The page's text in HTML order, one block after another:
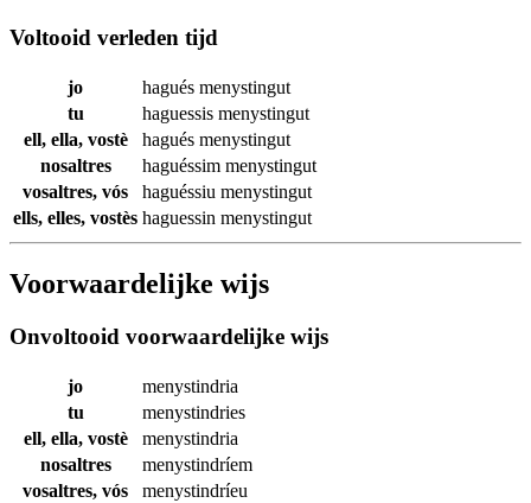
Voltooid verleden tijd
jo hagués menystingut
tu
haguessis menystingut
ell, ella, vostè
hagués menystingut
nosaltres
haguéssim menystingut
vosaltres, vós
haguéssiu menystingut
ells, elles, vostès haguessin menystingut
Voorwaardelijke wijs
Onvoltooid voorwaardelijke wijs
jo
menystindria
tu
menystindries
ell, ella, vostè
menystindria
nosaltres
menystindríem
vosaltres, vós
menystindríeu